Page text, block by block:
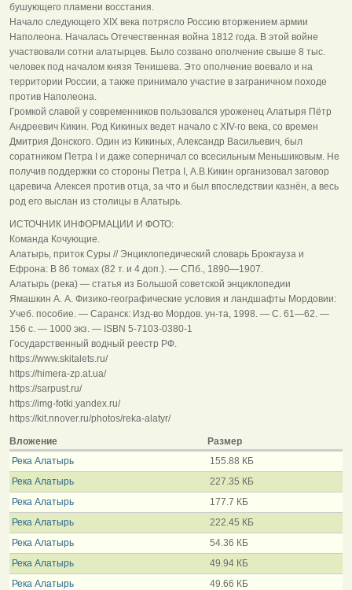
бушующего пламени восстания.
Начало следующего XIХ века потрясло Россию вторжением армии
Наполеона. Началась Отечественная война 1812 года. В этой войне
участвовали сотни алатырцев. Было созвано ополчение свыше 8 тыс.
человек под началом князя Тенишева. Это ополчение воевало и на
территории России, а также принимало участие в заграничном походе
против Наполеона.
Громкой славой у современников пользовался уроженец Алатыря Пётр
Андреевич Кикин. Род Кикиных ведет начало с XIV-го века, со времен
Дмитрия Донского. Один из Кикиных, Александр Васильевич, был
соратником Петра I и даже соперничал со всесильным Меньшиковым. Не
получив поддержки со стороны Петра I, А.В.Кикин организовал заговор
царевича Алексея против отца, за что и был впоследствии казнён, а весь
род его выслан из столицы в Алатырь.
ИСТОЧНИК ИНФОРМАЦИИ И ФОТО:
Команда Кочующие.
Алатырь, приток Суры // Энциклопедический словарь Брокгауза и
Ефрона: В 86 томах (82 т. и 4 доп.). — СПб., 1890—1907.
Алатырь (река) — статья из Большой советской энциклопедии
Ямашкин А. А. Физико-географические условия и ландшафты Мордовии:
Учеб. пособие. — Саранск: Изд-во Мордов. ун-та, 1998. — С. 61—62. —
156 с. — 1000 экз. — ISBN 5-7103-0380-1
Государственный водный реестр РФ.
https://www.skitalets.ru/
https://himera-zp.at.ua/
https://sarpust.ru/
https://img-fotki.yandex.ru/
https://kit.nnover.ru/photos/reka-alatyr/
Вложение
Размер
Река Алатырь
155.88 КБ
Река Алатырь
227.35 КБ
Река Алатырь
177.7 КБ
Река Алатырь
222.45 КБ
Река Алатырь
54.36 КБ
Река Алатырь
49.94 КБ
Река Алатырь
49.66 КБ